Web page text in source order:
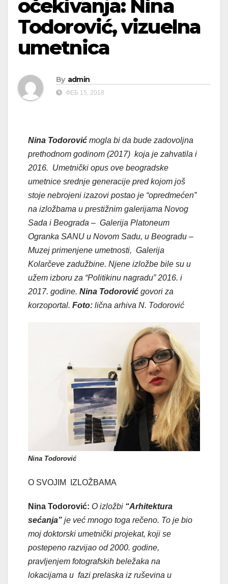
očekivanja: Nina
Todorović, vizuelna
umetnica
By admin
ФЕБ 15, 2018
Nina Todorović mogla bi da bude zadovoljna
prethodnom godinom (2017) koja je zahvatila i
2016. Umetnički opus ove beogradske
umetnice srednje generacije pred kojom još
stoje nebrojeni izazovi postao je “opredmećen”
na izložbama u prestižnim galerijama Novog
Sada i Beograda – Galerija Platoneum
Ogranka SANU u Novom Sadu, u Beogradu –
Muzej primenjene umetnosti, Galerija
Kolarčeve zadužbine. Njene izložbe bile su u
užem izboru za “Politikinu nagradu” 2016. i
2017. godine. Nina Todorović govori za
korzoportal. Foto: lična arhiva N. Todorović
Nina Todorović
O SVOJIM IZLOŽBAMA
Nina Todorović: O izložbi “Arhitektura
sećanja” je već mnogo toga rečeno. To je bio
moj doktorski umetnički projekat, koji se
postepeno razvijao od 2000. godine,
pravljenjem fotografskih beležaka na
lokacijama u fazi prelaska iz ruševina u